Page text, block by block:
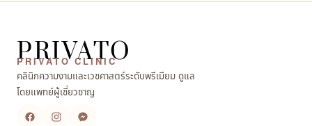
PRIVATO
PRIVATO CLINIC
คลินิกความงามและเวชศาสตร์ระดับพรีเมียม ดูแล
โดยแพทย์ผู้เชี่ยวชาญ